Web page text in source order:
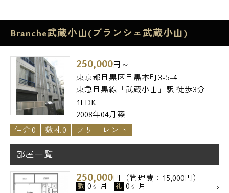
Branche武蔵小山(ブランシェ武蔵小山)
250,000円～
東京都目黒区目黒本町3-5-4
東急目黒線「武蔵小山」駅 徒歩3分
1LDK
2008年04月築
仲介0
敷礼0 フリーレント
部屋一覧
250,000円（管理費：15,000円）
敷 0ヶ月 礼 0ヶ月